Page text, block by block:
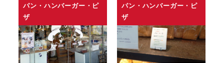
パン・ハンバーガー・ピ
ザ
パン・ハンバーガー・ピ
ザ